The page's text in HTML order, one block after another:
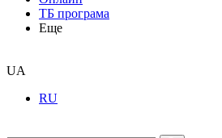
ТБ програма
Еще
UA
RU